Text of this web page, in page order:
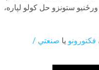
ستونزو حل کولو لپاره،
یا صنعتي /